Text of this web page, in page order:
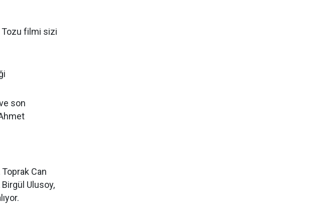
Tozu filmi sizi
son
Can
Birgül Ulusoy,